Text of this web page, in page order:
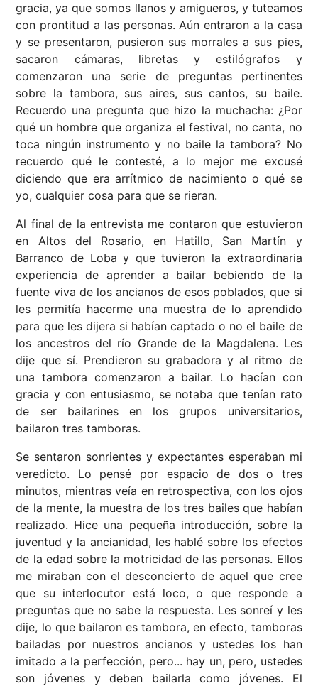
gracia, ya que somos llanos y amigueros, y tuteamos
con prontitud a las personas. Aún entraron a la casa
y se presentaron, pusieron sus morrales a sus pies,
sacaron cámaras, libretas y estilógrafos y
comenzaron una serie de preguntas pertinentes
sobre la tambora, sus aires, sus cantos, su baile.
Recuerdo una pregunta que hizo la muchacha: ¿Por
qué un hombre que organiza el festival, no canta, no
toca ningún instrumento y no baile la tambora? No
recuerdo qué le contesté, a lo mejor me excusé
diciendo que era arrítmico de nacimiento o qué se
yo, cualquier cosa para que se rieran.
Al final de la entrevista me contaron que estuvieron
en Altos del Rosario, en Hatillo, San Martín y
Barranco de Loba y que tuvieron la extraordinaria
experiencia de aprender a bailar bebiendo de la
fuente viva de los ancianos de esos poblados, que si
les permitía hacerme una muestra de lo aprendido
para que les dijera si habían captado o no el baile de
los ancestros del río Grande de la Magdalena. Les
dije que sí. Prendieron su grabadora y al ritmo de
una tambora comenzaron a bailar. Lo hacían con
gracia y con entusiasmo, se notaba que tenían rato
de ser bailarines en los grupos universitarios,
bailaron tres tamboras.
Se sentaron sonrientes y expectantes esperaban mi
veredicto. Lo pensé por espacio de dos o tres
minutos, mientras veía en retrospectiva, con los ojos
de la mente, la muestra de los tres bailes que habían
realizado. Hice una pequeña introducción, sobre la
juventud y la ancianidad, les hablé sobre los efectos
de la edad sobre la motricidad de las personas. Ellos
me miraban con el desconcierto de aquel que cree
que su interlocutor está loco, o que responde a
preguntas que no sabe la respuesta. Les sonreí y les
dije, lo que bailaron es tambora, en efecto, tamboras
bailadas por nuestros ancianos y ustedes los han
imitado a la perfección, pero... hay un, pero, ustedes
son jóvenes y deben bailarla como jóvenes. El